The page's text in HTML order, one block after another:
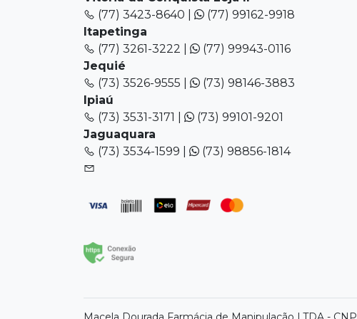
(77) 3423-8640 |
(77) 99162-9918
Itapetinga
(77) 3261-3222 |
(77) 99943-0116
Jequié
(73) 3526-9555 |
(73) 98146-3883
Ipiaú
(73) 3531-3171 |
(73) 99101-9201
Jaguaquara
(73) 3534-1599 |
(73) 98856-1814